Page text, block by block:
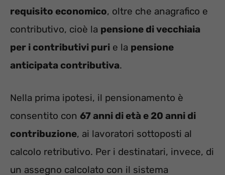
requisito economico, oltre che anagrafico e
contributivo, cioè la pensione di vecchiaia
per i contributivi puri e la pensione
anticipata contributiva.
Nella prima ipotesi, il pensionamento è
consentito con 67 anni di età e 20 anni di
contribuzione, ai lavoratori sottoposti al
calcolo retributivo. Per i destinatari, invece, di
un assegno calcolato con il sistema